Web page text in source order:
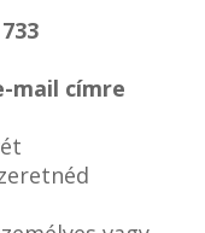
mail címre